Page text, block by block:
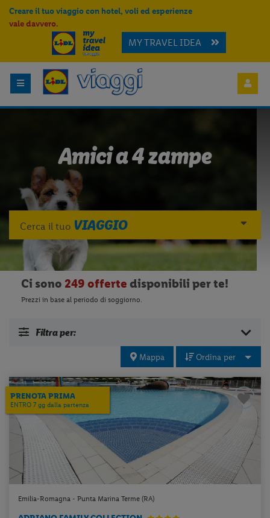
Creare il tuo viaggio con hotel, voli ed esperienze
vale davvero.
MY TRAVEL IDEA
Amici a 4 zampe
Cerca il tuo VIAGGIO
Ci sono 249 offerte disponibili per te!
Prezzi in base al periodo di soggiorno.
Filtra per:
Mappa Ordina per
PRENOTA PRIMA
ENTRO 7 gg dalla partenza
Emilia-Romagna - Punta Marina Terme (RA)